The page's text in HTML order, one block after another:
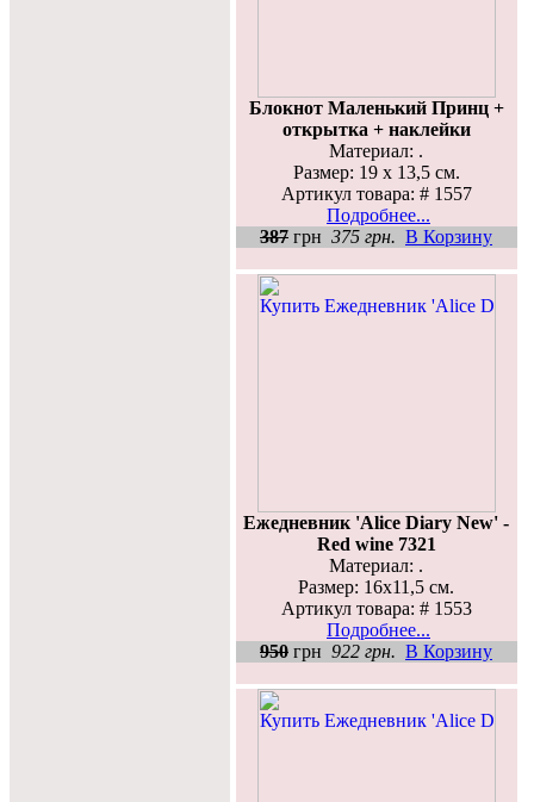
Блокнот Маленький Принц +
открытка + наклейки
Материал: .
Размер: 19 x 13,5 см.
Артикул товара: # 1557
Подробнее...
387 грн 375 грн. В Корзину
Ежедневник 'Alice Diary New' -
Red wine 7321
Материал: .
Размер: 16х11,5 см.
Артикул товара: # 1553
Подробнее...
950 грн 922 грн. В Корзину